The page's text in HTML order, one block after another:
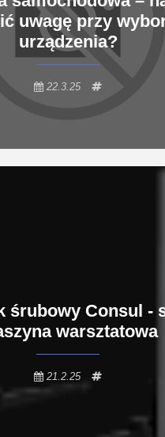
uwagę przy
urządzenia?
22.3.25
śrubowy Consul -
warsztatowa
21.2.25